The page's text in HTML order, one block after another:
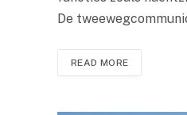
De
READ MORE